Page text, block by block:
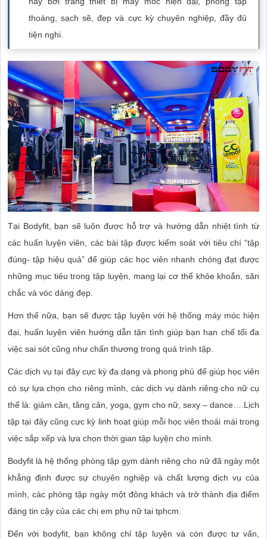
thoáng, sạch sẽ, đẹp và cực kỳ chuyên nghiệp, đầy đủ
tiện nghi.
Tại Bodyfit, bạn sẽ luôn được hỗ trợ và hướng dẫn nhiệt tình từ
các huấn luyện viên, các bài tập được kiểm soát với tiêu chí “tập
đúng- tập hiệu quả” để giúp các học viên nhanh chóng đạt được
những mục tiêu trong tập luyện, mang lại cơ thể khỏe khoắn, săn
chắc và vóc dáng đẹp.
Hơn thế nữa, bạn sẽ được tập luyện với hệ thống máy móc hiện
đại, huấn luyện viên hướng dẫn tận tình giúp bạn hạn chế tối đa
việc sai sót cũng như chấn thương trong quá trình tập.
Các dịch vụ tại đây cực kỳ đa dạng và phong phú để giúp học viên
có sự lựa chọn cho riêng mình, các dịch vụ dành riêng cho nữ cụ
thể là: giảm cân, tăng cân, yoga, gym cho nữ, sexy – dance….Lịch
tập tại đây cũng cực kỳ linh hoạt giúp mỗi học viên thoải mái trong
việc sắp xếp và lựa chọn thời gian tập luyện cho mình.
Bodyfit là hệ thống phòng tập gym dành riêng cho nữ đã ngày một
khẳng định được sự chuyên nghiệp và chất lượng dịch vụ của
mình, các phòng tập ngày một đông khách và trở thành địa điểm
đáng tin cậy của các chị em phụ nữ tại tphcm.
Đến với bodyfit, bạn không chỉ tập luyện và còn được tư vấn,